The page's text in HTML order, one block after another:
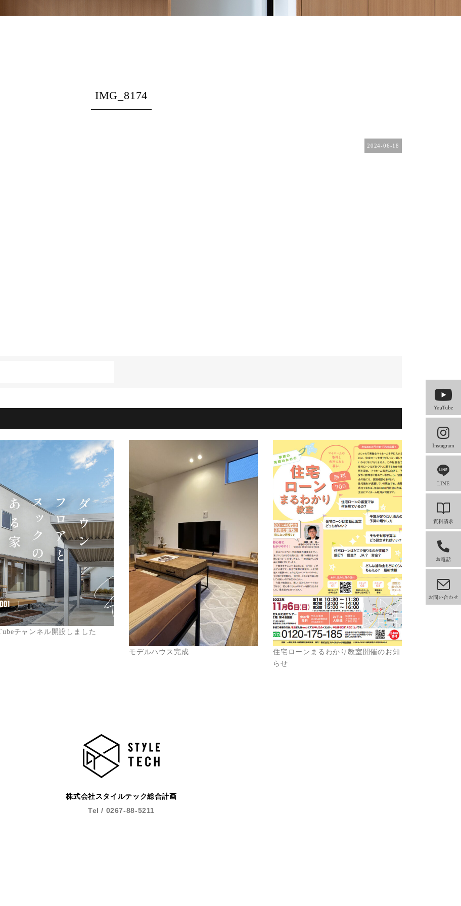
IMG_8174
2024-06-18
チャンネル開設しました
モデルハウス完成
住宅ローンまるわかり教室開催のお知
らせ
株式会社スタイルテック総合計画
Tel / 0267-88-5211